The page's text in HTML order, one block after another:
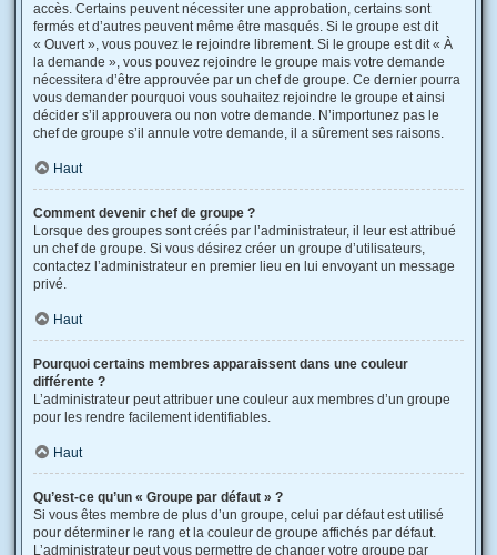
accès. Certains peuvent nécessiter une approbation, certains sont
fermés et d’autres peuvent même être masqués. Si le groupe est dit
« Ouvert », vous pouvez le rejoindre librement. Si le groupe est dit « À
la demande », vous pouvez rejoindre le groupe mais votre demande
nécessitera d’être approuvée par un chef de groupe. Ce dernier pourra
vous demander pourquoi vous souhaitez rejoindre le groupe et ainsi
décider s’il approuvera ou non votre demande. N’importunez pas le
chef de groupe s’il annule votre demande, il a sûrement ses raisons.
Haut
Comment devenir chef de groupe ?
Lorsque des groupes sont créés par l’administrateur, il leur est attribué
un chef de groupe. Si vous désirez créer un groupe d’utilisateurs,
contactez l’administrateur en premier lieu en lui envoyant un message
privé.
Haut
Pourquoi certains membres apparaissent dans une couleur
différente ?
L’administrateur peut attribuer une couleur aux membres d’un groupe
pour les rendre facilement identifiables.
Haut
Qu’est-ce qu’un « Groupe par défaut » ?
Si vous êtes membre de plus d’un groupe, celui par défaut est utilisé
pour déterminer le rang et la couleur de groupe affichés par défaut.
L’administrateur peut vous permettre de changer votre groupe par